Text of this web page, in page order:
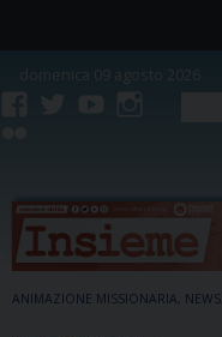
content
domenica 09 agosto 2026
ANIMAZIONE MISSIONARIA NEWS